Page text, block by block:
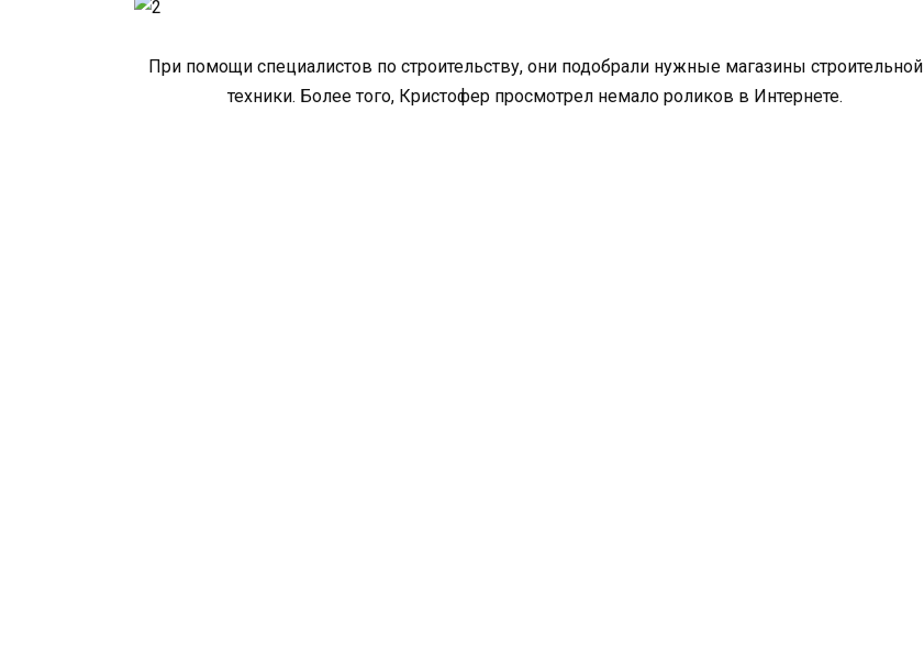
При помощи специалистов по строительству, они подобрали нужные магазины строительной
техники. Более того, Кристофер просмотрел немало роликов в Интернете.